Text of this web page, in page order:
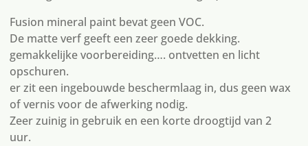
Fusion mineral paint bevat geen VOC.
De matte verf geeft een zeer goede dekking.
gemakkelijke voorbereiding…. ontvetten en licht
opschuren.
er zit een ingebouwde beschermlaag in, dus geen wax
of vernis voor de afwerking nodig.
Zeer zuinig in gebruik en een korte droogtijd van 2
uur.